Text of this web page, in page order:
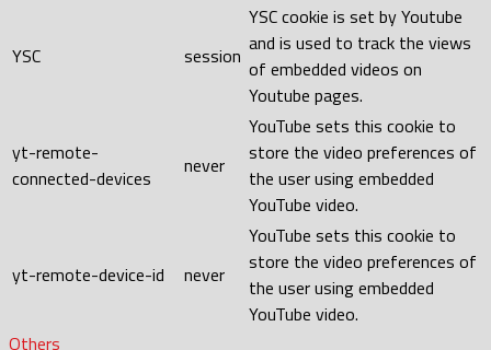
YSC session
YSC cookie is set by Youtube
and is used to track the views
of embedded videos on
Youtube pages.
yt-remote-
connected-devices
never
YouTube sets this cookie to
store the video preferences of
the user using embedded
YouTube video.
yt-remote-device-id never
YouTube sets this cookie to
store the video preferences of
the user using embedded
YouTube video.
Others